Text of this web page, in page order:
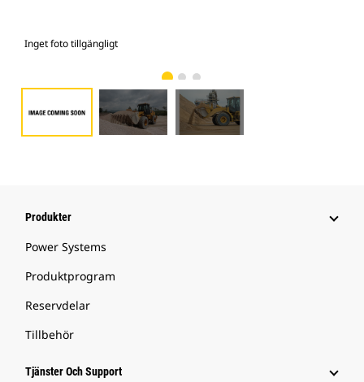
Inget foto tillgängligt
Produkter
Power Systems
Produktprogram
Reservdelar
Tillbehör
Tjänster Och Support